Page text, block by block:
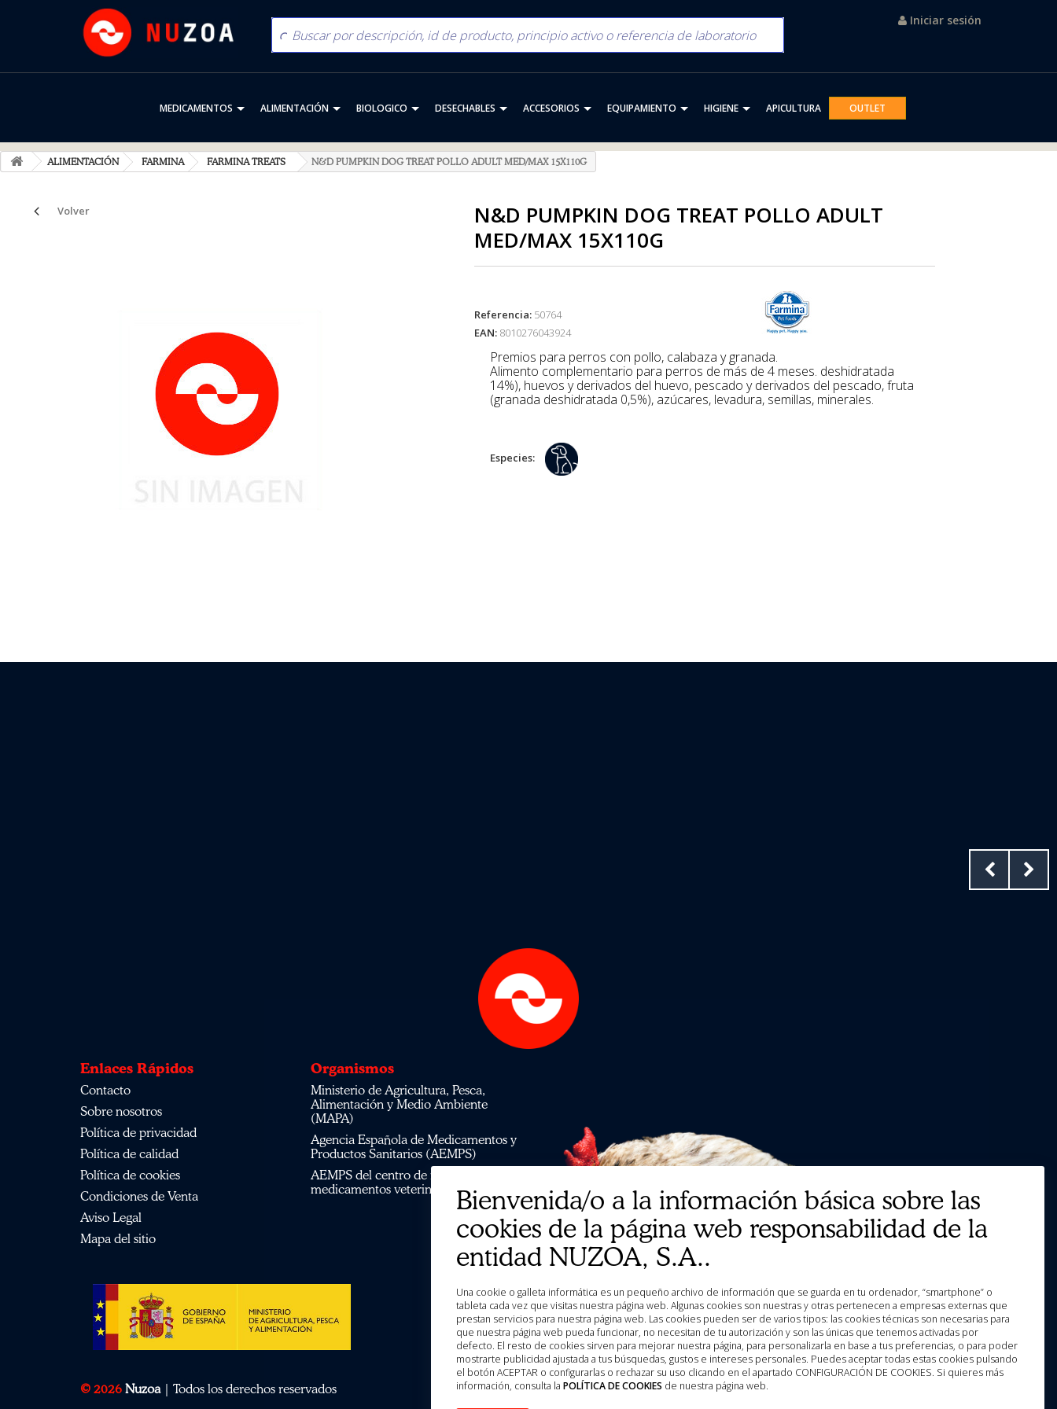
Iniciar sesión
MEDICAMENTOS ALIMENTACIÓN BIOLOGICO DESECHABLES ACCESORIOS EQUIPAMIENTO HIGIENE APICULTURA OUTLET
ALIMENTACIÓN FARMINA FARMINA TREATS N&D PUMPKIN DOG TREAT POLLO ADULT MED/MAX 15X110G
Volver
N&D PUMPKIN DOG TREAT POLLO ADULT
MED/MAX 15X110G
Referencia: 50764
EAN: 8010276043924
Premios para perros con pollo, calabaza y granada.
Alimento complementario para perros de más de 4 meses. deshidratada
14%), huevos y derivados del huevo, pescado y derivados del pescado, fruta
(granada deshidratada 0,5%), azúcares, levadura, semillas, minerales.
Especies:
Enlaces Rápidos
Contacto
Sobre nosotros
Política de privacidad
Política de calidad
Política de cookies
Condiciones de Venta
Aviso Legal
Mapa del sitio
Organismos
Ministerio de Agricultura, Pesca,
Alimentación y Medio Ambiente
(MAPA)
Agencia Española de Medicamentos y
Productos Sanitarios (AEMPS)
AEMPS del centro de información de
medicamentos veterinarios CIMAVET
© 2026 Nuzoa | Todos los derechos reservados
Bienvenida/o a la información básica sobre las
cookies de la página web responsabilidad de la
entidad NUZOA, S.A..
Una cookie o galleta informática es un pequeño archivo de información que se guarda en tu ordenador, “smartphone” o
tableta cada vez que visitas nuestra página web. Algunas cookies son nuestras y otras pertenecen a empresas externas que
prestan servicios para nuestra página web. Las cookies pueden ser de varios tipos: las cookies técnicas son necesarias para
que nuestra página web pueda funcionar, no necesitan de tu autorización y son las únicas que tenemos activadas por
defecto. El resto de cookies sirven para mejorar nuestra página, para personalizarla en base a tus preferencias, o para poder
mostrarte publicidad ajustada a tus búsquedas, gustos e intereses personales. Puedes aceptar todas estas cookies pulsando
el botón ACEPTAR o configurarlas o rechazar su uso clicando en el apartado CONFIGURACIÓN DE COOKIES. Si quieres más
información, consulta laPOLÍTICA DE COOKIES de nuestra página web.